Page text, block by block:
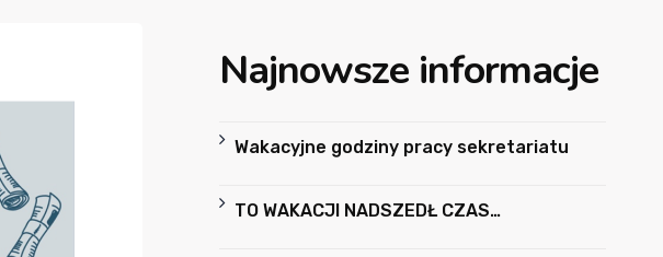
Najnowsze informacje
Wakacyjne godziny pracy sekretariatu
TO WAKACJI NADSZEDŁ CZAS…